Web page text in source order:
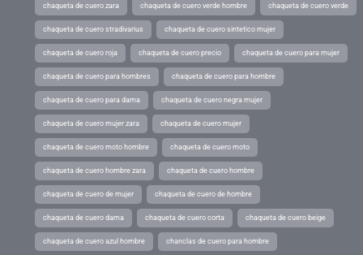
chaqueta de cuero zara chaqueta de cuero verde hombre chaqueta de cuero verde
chaqueta de cuero stradivarius chaqueta de cuero sintetico mujer
chaqueta de cuero roja chaqueta de cuero precio chaqueta de cuero para mujer
chaqueta de cuero para hombres chaqueta de cuero para hombre
chaqueta de cuero para dama chaqueta de cuero negra mujer
chaqueta de cuero mujer zara chaqueta de cuero mujer
chaqueta de cuero moto hombre chaqueta de cuero moto
chaqueta de cuero hombre zara chaqueta de cuero hombre
chaqueta de cuero de mujer chaqueta de cuero de hombre
chaqueta de cuero dama chaqueta de cuero corta chaqueta de cuero beige
chaqueta de cuero azul hombre chanclas de cuero para hombre